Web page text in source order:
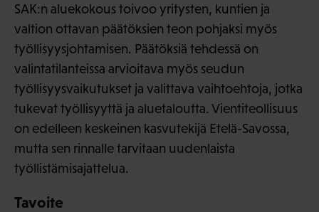
SAK:n aluekokous toivoo yritysten, kuntien ja
valtion ottavan päätöksien teon pohjaksi myös
työllisyysjohtamisen. Päätöksiä tehdessä on
valintatilanteissa arvioitava myös seudun
työllisyysvaikutukset ja valittava vaihtoehtoja, jotka
tukevat työllisyyttä ja aluetaloutta. Vientiteollisuus
on edelleen keskeinen kasvutekijä Etelä-Savossa,
mutta sen rinnalle tarvitaan uudenlaista
työllistämisajattelua.
Tavoite